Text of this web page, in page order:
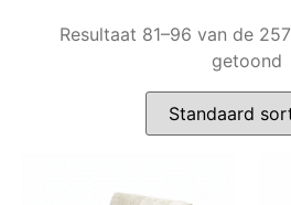
Resultaat 81–96 van de
getoond